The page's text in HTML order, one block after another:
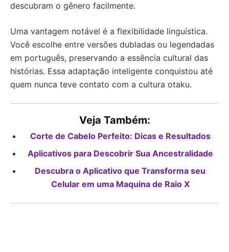
descubram o gênero facilmente.
Uma vantagem notável é a flexibilidade linguística.
Você escolhe entre versões dubladas ou legendadas
em português, preservando a essência cultural das
histórias. Essa adaptação inteligente conquistou até
quem nunca teve contato com a cultura otaku.
Veja Também:
Corte de Cabelo Perfeito: Dicas e Resultados
Aplicativos para Descobrir Sua Ancestralidade
Descubra o Aplicativo que Transforma seu
Celular em uma Maquina de Raio X